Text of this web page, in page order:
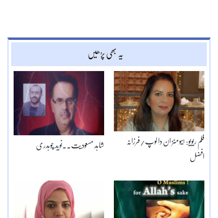
یہ بھی پڑھیں
شاہد مسعودیت۔۔نوید چوہدری
فلم ریویو: ہیومنز ان دا لوپ/فرزانہ
افضل